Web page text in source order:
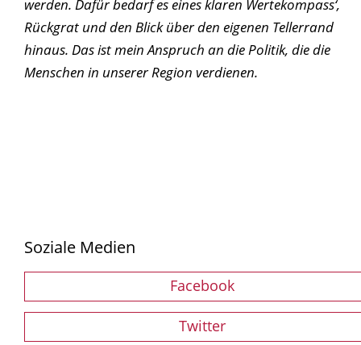
werden. Dafür bedarf es eines klaren Wertekompass‘,
Rückgrat und den Blick über den eigenen Tellerrand
hinaus. Das ist mein Anspruch an die Politik, die die
Menschen in unserer Region verdienen.
Soziale Medien
Facebook
Twitter